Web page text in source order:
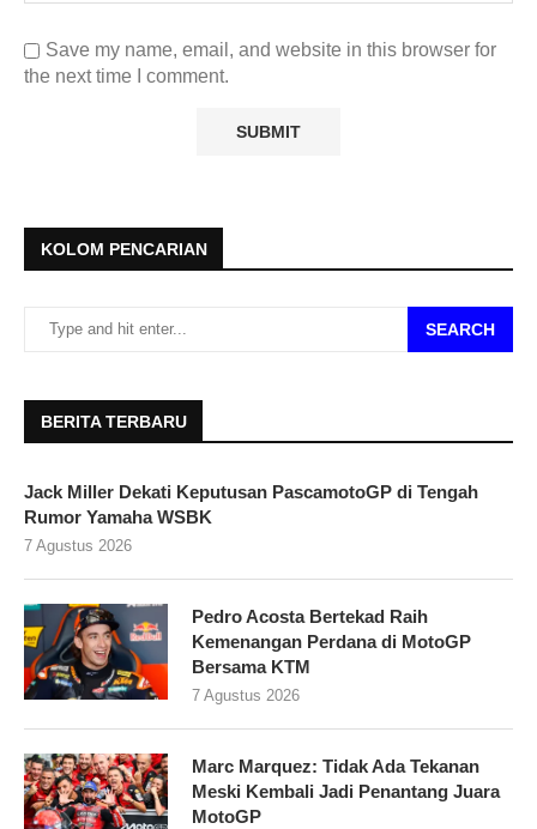
Save my name, email, and website in this browser for
the next time I comment.
KOLOM PENCARIAN
SEARCH
BERITA TERBARU
Jack Miller Dekati Keputusan PascamotoGP di Tengah
Rumor Yamaha WSBK
7 Agustus 2026
Pedro Acosta Bertekad Raih
Kemenangan Perdana di MotoGP
Bersama KTM
7 Agustus 2026
Marc Marquez: Tidak Ada Tekanan
Meski Kembali Jadi Penantang Juara
MotoGP